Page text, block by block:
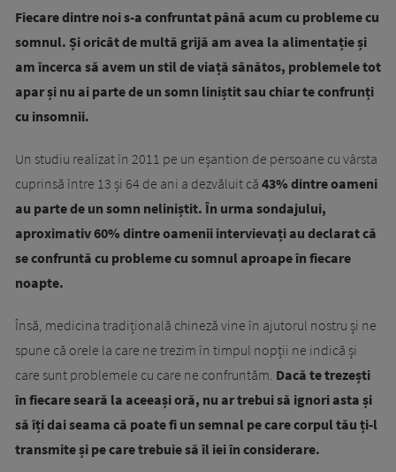
Fiecare dintre noi s-a confruntat până acum cu probleme cu
somnul. Și oricât de multă grijă am avea la alimentație și
am încerca să avem un stil de viață sănătos, problemele tot
apar și nu ai parte de un somn liniștit sau chiar te confrunți
cu insomnii.
Un studiu realizat în 2011 pe un eșantion de persoane cu vârsta
cuprinsă între 13 și 64 de ani a dezvăluit că 43% dintre oameni
au parte de un somn neliniștit. În urma sondajului,
aproximativ 60% dintre oamenii intervievați au declarat că
se confruntă cu probleme cu somnul aproape în fiecare
noapte.
Însă, medicina tradițională chineză vine în ajutorul nostru și ne
spune că orele la care ne trezim în timpul nopții ne indică și
care sunt problemele cu care ne confruntăm. Dacă te trezești
în fiecare seară la aceeași oră, nu ar trebui să ignori asta și
să îți dai seama că poate fi un semnal pe care corpul tău ți-l
transmite și pe care trebuie să îl iei în considerare.